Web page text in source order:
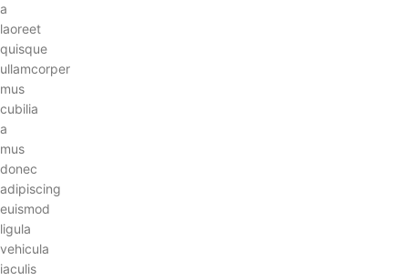
a
laoreet
quisque
ullamcorper
mus
cubilia
a
mus
donec
adipiscing
euismod
ligula
vehicula
iaculis